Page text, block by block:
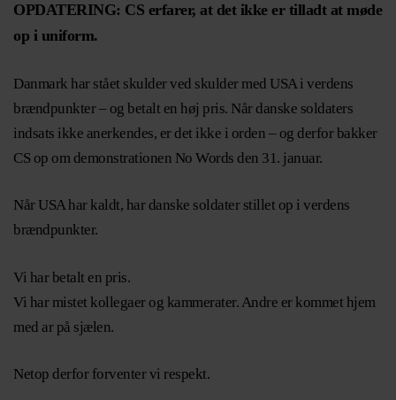
OPDATERING: CS erfarer, at det ikke er tilladt at møde
op i uniform.
Danmark har stået skulder ved skulder med USA i verdens
brændpunkter – og betalt en høj pris. Når danske soldaters
indsats ikke anerkendes, er det ikke i orden – og derfor bakker
CS op om demonstrationen No Words den 31. januar.
Når USA har kaldt, har danske soldater stillet op i verdens
brændpunkter.
Vi har betalt en pris.
Vi har mistet kollegaer og kammerater. Andre er kommet hjem
med ar på sjælen.
Netop derfor forventer vi respekt.